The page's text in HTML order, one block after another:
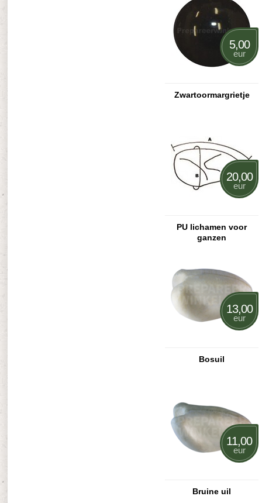
5,00
eur
Zwartoormargrietje
PU lichamen voor
ganzen
20,00
eur
Bosuil
13,00
eur
Bruine uil
11,00
eur